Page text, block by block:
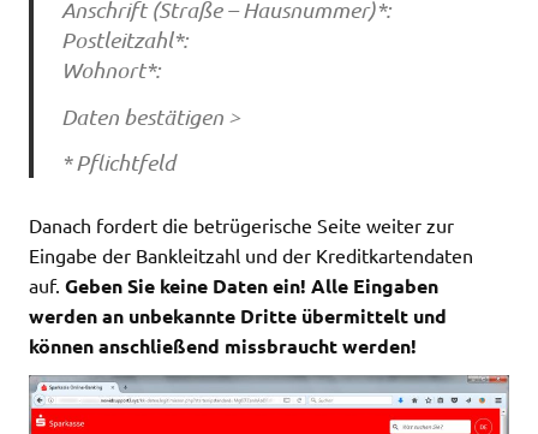
Anschrift (Straße – Hausnummer)*:
Postleitzahl*:
Wohnort*:
Daten bestätigen >
* Pflichtfeld
Danach fordert die betrügerische Seite weiter zur
Eingabe der Bankleitzahl und der Kreditkartendaten
auf. Geben Sie keine Daten ein! Alle Eingaben
werden an unbekannte Dritte übermittelt und
können anschließend missbraucht werden!